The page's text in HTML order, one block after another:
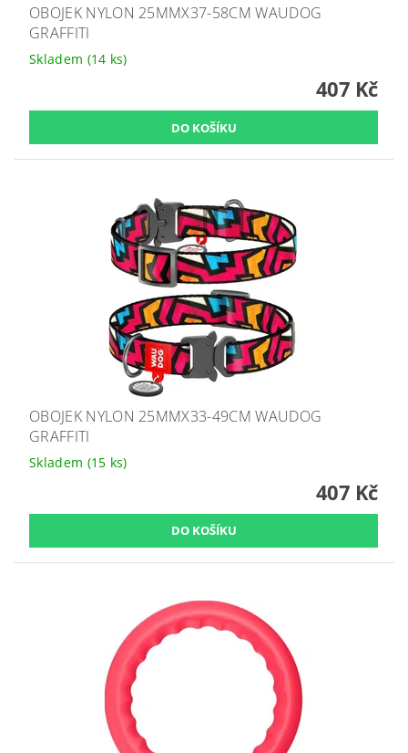
OBOJEK NYLON 25MMX37-58CM WAUDOG
GRAFFITI
Skladem (14 ks)
407 Kč
OBOJEK NYLON 25MMX33-49CM WAUDOG
GRAFFITI
Skladem (15 ks)
407 Kč